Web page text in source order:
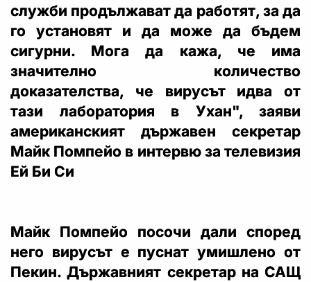
служби продължават да работят, за да
го установят и да може да бъдем
сигурни. Мога да кажа, че има
значително количество
доказателства, че вирусът идва от
тази лаборатория в Ухан", заяви
американският държавен секретар
Майк Помпейо в интервю за телевизия
Ей Би Си
Майк Помпейо посочи дали според
него вирусът е пуснат умишлено от
Пекин. Държавният секретар на САЩ